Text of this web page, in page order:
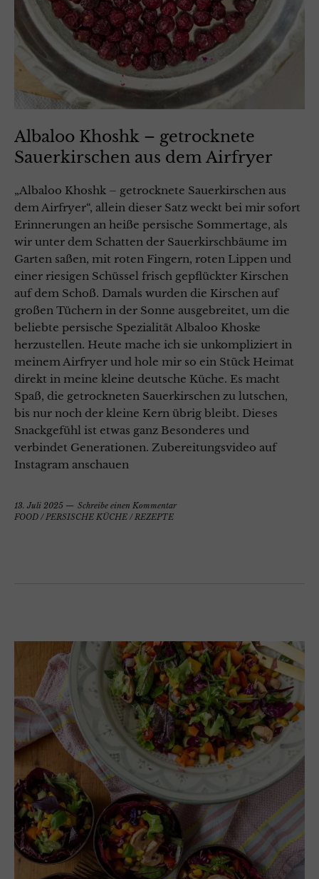
Albaloo Khoshk – getrocknete
Sauerkirschen aus dem Airfryer
„Albaloo Khoshk – getrocknete Sauerkirschen aus
dem Airfryer“, allein dieser Satz weckt bei mir sofort
Erinnerungen an heiße persische Sommertage, als
wir unter dem Schatten der Sauerkirschbäume im
Garten saßen, mit roten Fingern, roten Lippen und
einer riesigen Schüssel frisch gepflückter Kirschen
auf dem Schoß. Damals wurden die Kirschen auf
großen Tüchern in der Sonne ausgebreitet, um die
beliebte persische Spezialität Albaloo Khoske
herzustellen. Heute mache ich sie unkompliziert in
meinem Airfryer und hole mir so ein Stück Heimat
direkt in meine kleine deutsche Küche. Es macht
Spaß, die getrockneten Sauerkirschen zu lutschen,
bis nur noch der kleine Kern übrig bleibt. Dieses
Snackgefühl ist etwas ganz Besonderes und
verbindet Generationen. Zubereitungsvideo auf
Instagram anschauen
13. Juli 2025
Schreibe einen Kommentar
FOOD / PERSISCHE KÜCHE / REZEPTE